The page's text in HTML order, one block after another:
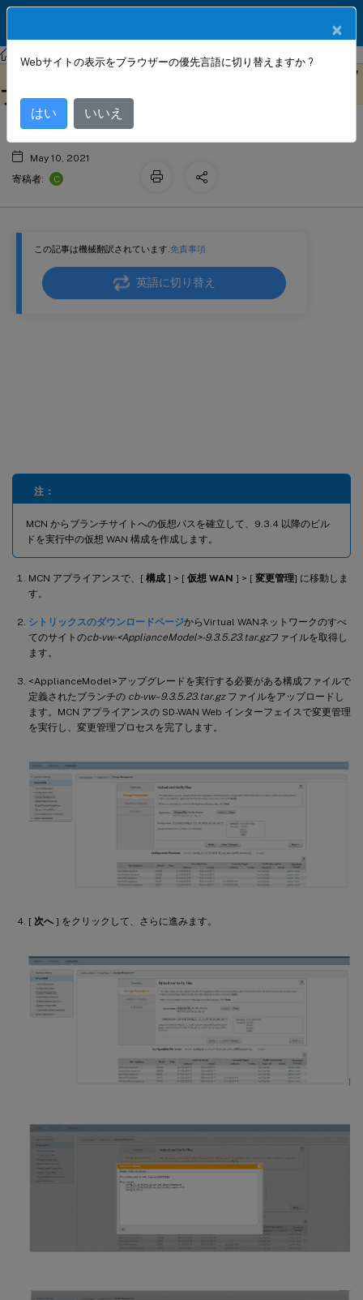
Citrix SD-WAN Citrix SD-WAN 11.2
この記事は機械翻訳されています.免責事項
英語に切り替え
注：
MCN からブランチサイトへの仮想パスを確立して、9.3.4 以降のビル
ドを実行中の仮想 WAN 構成を作成します。
MCN アプライアンスで、[ 構成 ] > [ 仮想 WAN ] > [ 変更管理] に移動しま
す。
シトリックスのダウンロードページからVirtual WANネットワークのすべ
てのサイトのcb-vw-<ApplianceModel>-9.3.5.23.tar.gzファイルを取得し
ます。
<ApplianceModel>アップグレードを実行する必要がある構成ファイルで
定義されたブランチの cb-vw–9.3.5.23.tar.gzファイルをアップロードし
ます。MCN アプライアンスの SD-WAN Web インターフェイスで変更管理
を実行し、変更管理プロセスを完了します。
[ 次へ ] をクリックして、さらに進みます。
仮想 WAN ソフトウェアを 9.3.5 にアッ
プグレードし、仮想 WAN 展開を正常に
May 10, 2021
寄稿者:
C
×
Webサイトの表示をブラウザーの優先言語に切り替えますか ?
はい いいえ